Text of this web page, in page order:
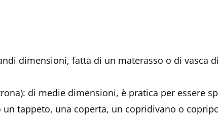
dimensioni, fatta di un materasso o di vasca
di medie dimensioni, è pratica per essere
tappeto, una coperta, un copridivano o